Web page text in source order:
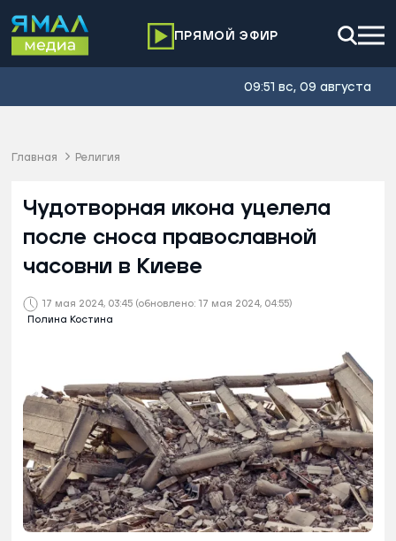
ПРЯМОЙ ЭФИР
09:51 вс, 09 августа
Главная Религия
17 мая 2024, 03:45 (обновлено: 17 мая 2024, 04:55)
Полина Костина
Чудотворная икона уцелела
после сноса православной
часовни в Киеве